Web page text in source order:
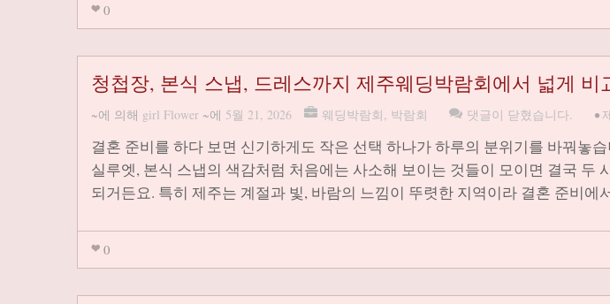
0
청첩장, 본식 스냅, 드레스까지 제주웨딩박람회에서 넓게 비
~에 의해 girl Flower ~에 5월 21, 2026 웨딩박람회, 박람회 댓글이 닫혔습니다. •
결혼 준비를 하다 보면 신기하게도 작은 선택 하나가 하루의 분위기를 바꿔놓
실루엣, 본식 스냅의 색감처럼 처음에는 사소해 보이는 것들이 모이면 결국 두
되거든요. 특히 제주는 계절과 빛, 바람의 느낌이 뚜렷한 지역이라 결혼 준비에
0